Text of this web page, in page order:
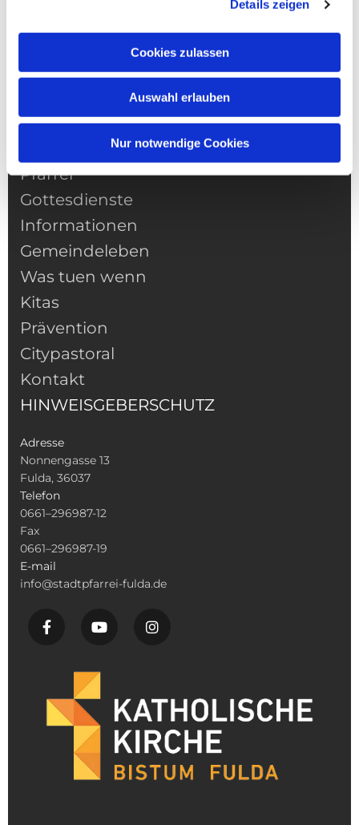
Details zeigen
Cookies zulassen
Auswahl erlauben
Nur notwendige Cookies
NAVIGATION
Pfarrei
Gottesdienste
Informationen
Gemeindeleben
Was tuen wenn
Kitas
Prävention
Citypastoral
Kontakt
HINWEISGEBERSCHUTZ
Adresse
Nonnengasse 13
Fulda, 36037
Telefon
0661–296987-12
Fax
0661–296987-19
E-mail
info@stadtpfarrei-fulda.de